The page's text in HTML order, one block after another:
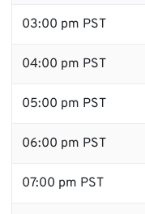
03:00 pm PST
04:00 pm PST
05:00 pm PST
06:00 pm PST
07:00 pm PST